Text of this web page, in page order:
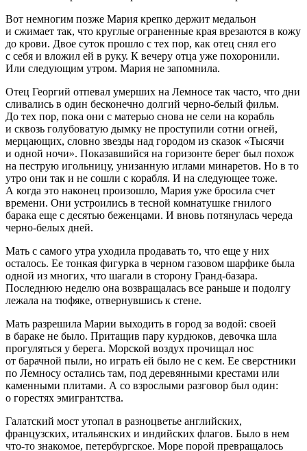
Вот немногим позже Мария крепко держит медальон
и сжимает так, что круглые ограненные края врезаются в кожу
до крови. Двое суток прошло с тех пор, как отец снял его
с себя и вложил ей в руку. К вечеру отца уже похоронили.
Или следующим утром. Мария не запомнила.
Отец Георгий отпевал умерших на Лемносе так часто, что дни
сливались в один бесконечно долгий черно-белый фильм.
До тех пор, пока они с матерью снова не сели на корабль
и сквозь голубоватую дымку не проступили сотни огней,
мерцающих, словно звезды над городом из сказок «Тысячи
и одной ночи». Показавшийся на горизонте берег был похож
на пеструю игольницу, унизанную иглами минаретов. Но в то
утро они так и не сошли с корабля. И на следующее тоже.
А когда это наконец произошло, Мария уже бросила счет
времени. Они устроились в тесной комнатушке гнилого
барака еще с десятью беженцами. И вновь потянулась череда
черно-белых дней.
Мать с самого утра уходила продавать то, что еще у них
осталось. Ее тонкая фигурка в черном газовом шарфике была
одной из многих, что шагали в сторону Гранд-базара.
Последнюю неделю она возвращалась все раньше и подолгу
лежала на тюфяке, отвернувшись к стене.
Мать разрешила Марии выходить в город за водой: своей
в бараке не было. Притащив пару курдюков, девочка шла
прогуляться у берега. Морской воздух прочищал нос
от барачной пыли, но играть ей было не с кем. Ее сверстники
по Лемносу остались там, под деревянными крестами или
каменными плитами. А со взрослыми разговор был один:
о горестях эмигрантства.
Галатский мост утопал в разноцветье английских,
французских, итальянских и индийских флагов. Было в нем
что-то знакомое, петербургское. Море порой превращалось